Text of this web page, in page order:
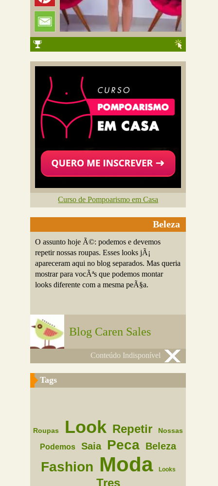
Curso de Pompoarismo em Casa
Beleza
O assunto hoje Ã©: podemos e devemos
repetir nossas roupas. Esses looks jÃ¡
apareceram aqui no blog separados. Mas queria
mostrar para vocÃªs que podemos montar
looks diferente com a mesma peÃ§a.
Blog Caren Sales
Conteúdo Indisponível
Tags
Roupas Look Repetir Nossas
Podemos Saia Peca Beleza
Fashion Moda Looks
Tres